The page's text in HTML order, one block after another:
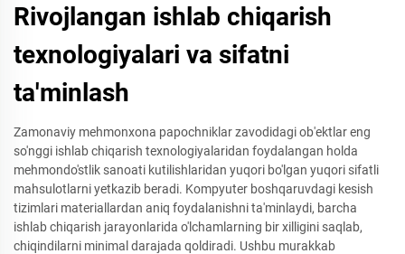
Rivojlangan ishlab chiqarish
texnologiyalari va sifatni
ta'minlash
Zamonaviy mehmonxona papochniklar zavodidagi ob'ektlar eng
so'nggi ishlab chiqarish texnologiyalaridan foydalangan holda
mehmondo'stlik sanoati kutilishlaridan yuqori bo'lgan yuqori sifatli
mahsulotlarni yetkazib beradi. Kompyuter boshqaruvdagi kesish
tizimlari materiallardan aniq foydalanishni ta'minlaydi, barcha
ishlab chiqarish jarayonlarida o'lchamlarning bir xilligini saqlab,
chiqindilarni minimal darajada qoldiradi. Ushbu murakkab